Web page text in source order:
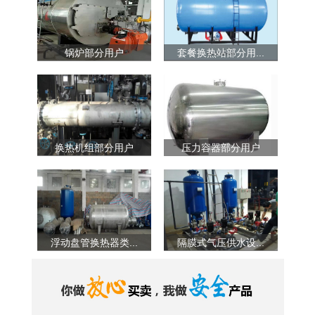
锅炉部分用户 套餐换热站部分用...
换热机组部分用户 压力容器部分用户
浮动盘管换热器类... 隔膜式气压供水设...